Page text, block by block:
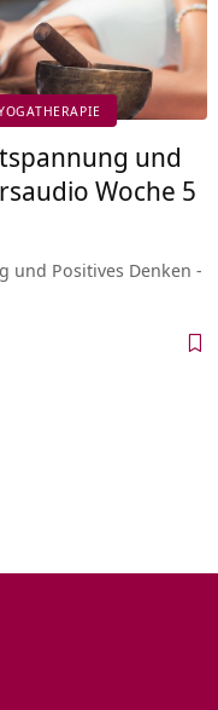
und
Woche 5
und Positives Denken -